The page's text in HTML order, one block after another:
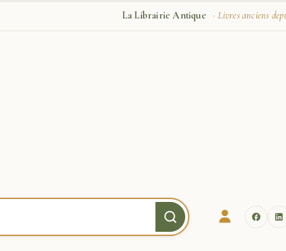
La Librairie Antique · Livres anciens